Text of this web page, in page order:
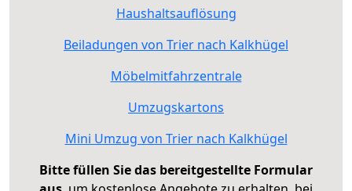
Haushaltsauflösung
Beiladungen von Trier nach Kalkhügel
Möbelmitfahrzentrale
Umzugskartons
Mini Umzug von Trier nach Kalkhügel
Bitte füllen Sie das bereitgestellte Formular